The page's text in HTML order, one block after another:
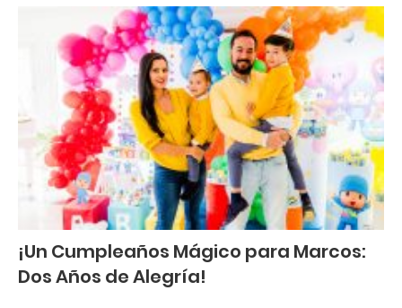
¡Un Cumpleaños Mágico para Marcos:
Dos Años de Alegría!